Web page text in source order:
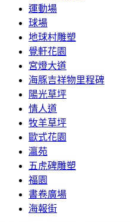
運動場
球場
地球村雕塑
覺軒花園
宮燈大道
海豚吉祥物里程碑
陽光草坪
情人道
牧羊草坪
歐式花園
瀛苑
五虎碑雕塑
福園
書卷廣場
海報街